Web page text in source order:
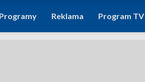
Programy Reklama Program TV